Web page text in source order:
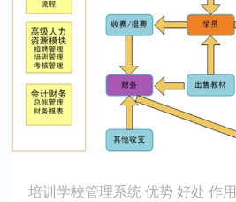
培训学校管理系统 优势 好处 作用